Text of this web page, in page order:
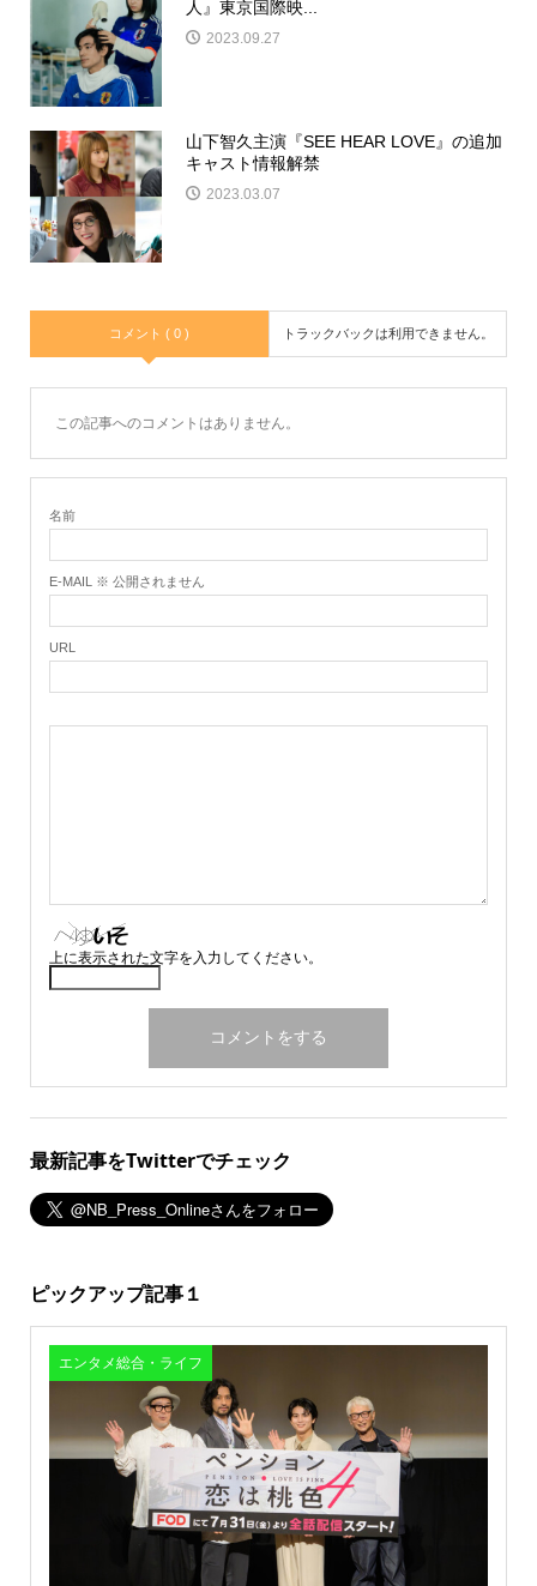
人』東京国際映...
2023.09.27
山下智久主演『SEE HEAR LOVE』の追加
キャスト情報解禁
2023.03.07
コメント ( 0 ) トラックバックは利用できません。
この記事へのコメントはありません。
名前
E-MAIL ※ 公開されません
URL
上に表示された文字を入力してください。
最新記事をTwitterでチェック
ピックアップ記事１
エンタメ総合・ライフ